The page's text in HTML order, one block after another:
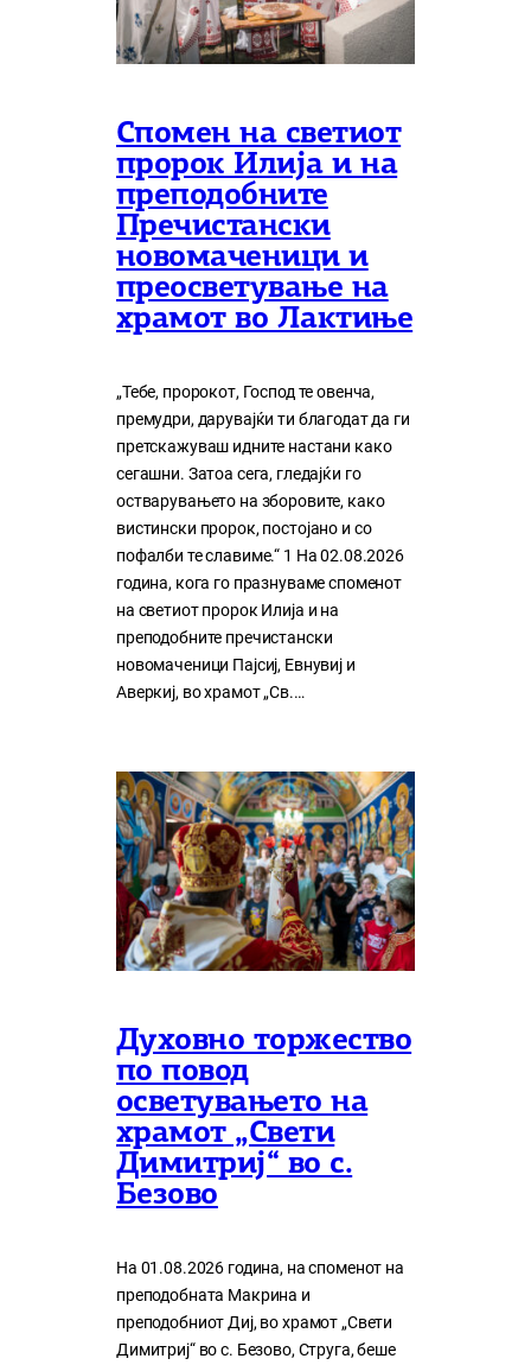
Спомен на светиот
пророк Илија и на
преподобните
Пречистански
новомаченици и
преосветување на
храмот во Лактиње
„Тебе, пророкот, Господ те овенча,
премудри, дарувајќи ти благодат да ги
претскажуваш идните настани како
сегашни. Затоа сега, гледајќи го
остварувањето на зборовите, како
вистински пророк, постојано и со
пофалби те славиме.“ 1 На 02.08.2026
година, кога го празнуваме споменот
на светиот пророк Илија и на
преподобните пречистански
новомаченици Пајсиј, Евнувиј и
Аверкиј, во храмот „Св.…
Духовно торжество
по повод
осветувањето на
храмот „Свети
Димитриј“ во с.
Безово
На 01.08.2026 година, на споменот на
преподобната Макрина и
преподобниот Диј, во храмот „Свети
Димитриј“ во с. Безово, Струга, беше